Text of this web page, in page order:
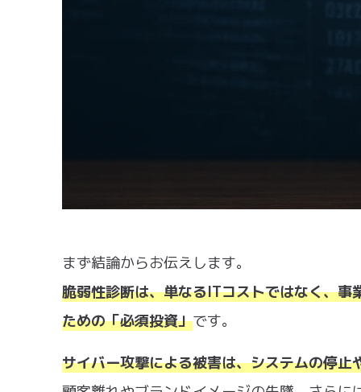
まず結論からお伝えします。
脆弱性診断は、単なるITコストではなく、
ための「必須投資」です。
サイバー攻撃による被害は、システムの停